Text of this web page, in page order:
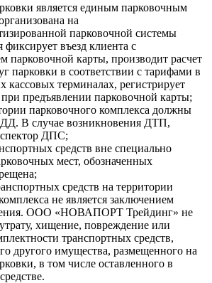
является единым парковочным
на
парковочной системы
въезд клиента с
парковочной карты, производит расчет
парковки в соответствии с тарифами в
кассовых терминалах, регистрирует
предъявлении парковочной карты;
парковочного комплекса должны
В случае возникновения ДТП,
ДПС;
средств вне специально
мест, обозначенных
средств на территории
не является заключением
ООО «НОВАПОРТ Трейдинг» не
хищение, повреждение или
транспортных средств,
другого имущества, размещенного на
в том числе оставленного в